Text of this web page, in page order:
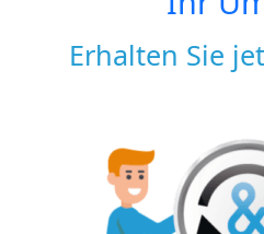
Erhalten Sie